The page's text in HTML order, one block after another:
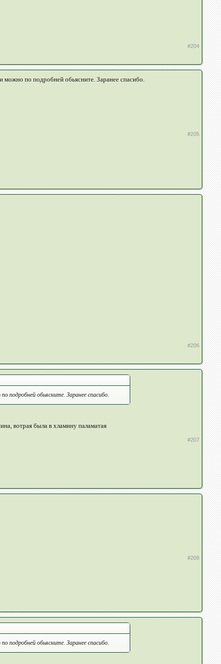
#204
можно по подробней обьясните. Заранее спасибо.
#205
#206
подробней обьясните. Заранее спасибо.
вотрая была в хламину паламатая
#207
#208
подробней обьясните. Заранее спасибо.